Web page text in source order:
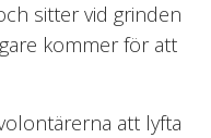
sitter vid grinden
kommer för att
att lyfta